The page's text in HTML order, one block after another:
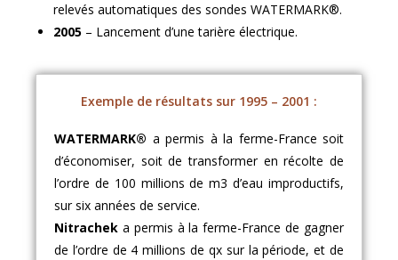
relevés automatiques des sondes WATERMARK®.
2005 – Lancement d’une tarière électrique.
Exemple de résultats sur 1995 – 2001 :
WATERMARK® a permis à la ferme-France soit
d’économiser, soit de transformer en récolte de
l’ordre de 100 millions de m3 d’eau improductifs,
sur six années de service.
Nitrachek a permis à la ferme-France de gagner
de l’ordre de 4 millions de qx sur la période, et de